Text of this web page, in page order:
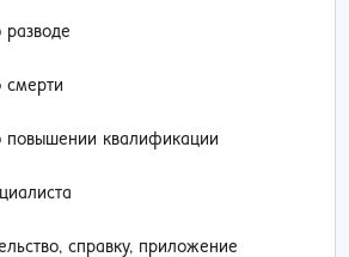
разводе
смерти
повышении квалификации
справку, приложение